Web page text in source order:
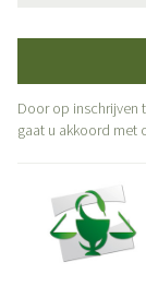
Door op inschrijven
gaat u akkoord met